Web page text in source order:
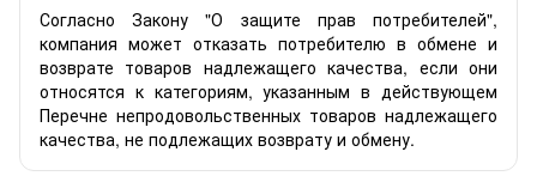
Согласно Закону "О защите прав потребителей",
компания может отказать потребителю в обмене и
возврате товаров надлежащего качества, если они
относятся к категориям, указанным в действующем
Перечне непродовольственных товаров надлежащего
качества, не подлежащих возврату и обмену.